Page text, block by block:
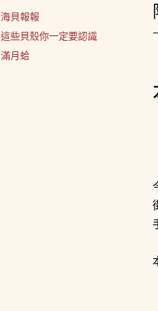
海貝報報
這些貝殼你一定要認識
滿月蛤